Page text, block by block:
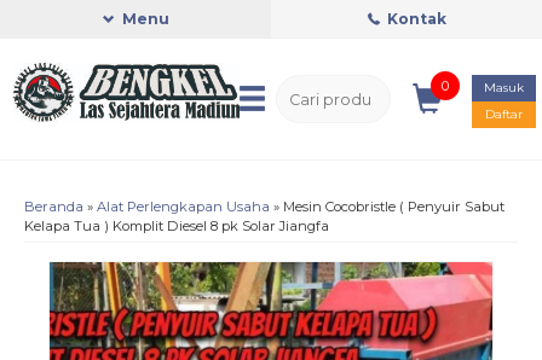
Menu Kontak
0
Masuk
Daftar
Beranda » Alat Perlengkapan Usaha » Mesin Cocobristle ( Penyuir Sabut
Kelapa Tua ) Komplit Diesel 8 pk Solar Jiangfa